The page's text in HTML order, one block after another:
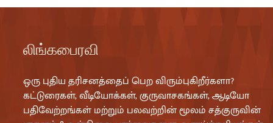
லிங்கபைரவி
ஒரு புதிய தரிசனத்தைப் பெற விரும்புகிறீர்களா?
கட்டுரைகள், வீடியோக்கள், குருவாசகங்கள், ஆடியோ
பதிவேற்றங்கள் மற்றும் பலவற்றின் மூலம் சத்குருவின்